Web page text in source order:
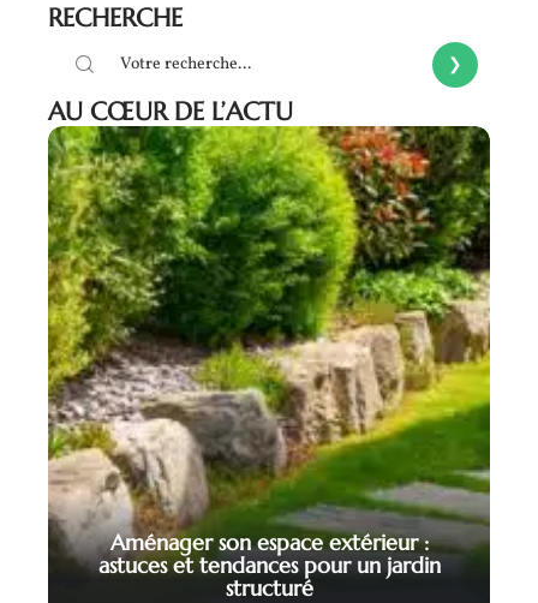
RECHERCHE
AU CŒUR DE L’ACTU
Aménager son espace extérieur :
astuces et tendances pour un jardin
structuré